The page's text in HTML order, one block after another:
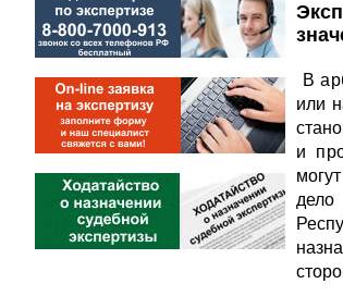
В
или
и